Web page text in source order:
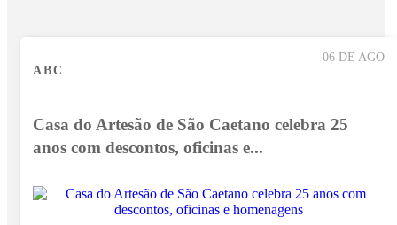
06 DE AGO
ABC
Casa do Artesão de São Caetano celebra 25
anos com descontos, oficinas e...